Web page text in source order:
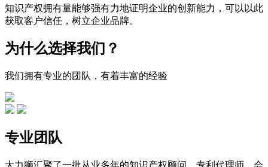
知识产权拥有量能够强有力地证明企业的创新能力，可以以此
获取客户信任，树立企业品牌。
为什么选择我们？
我们拥有专业的团队，有着丰富的经验
专业团队